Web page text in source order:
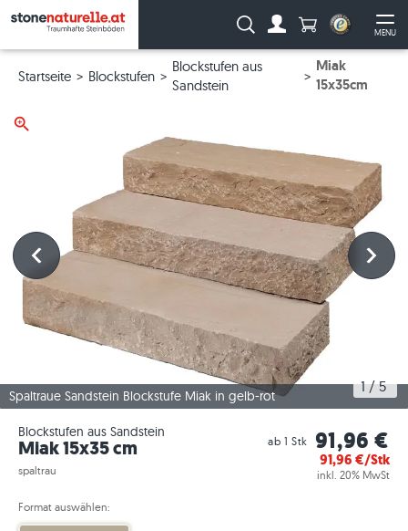
MENU
Suche: Anzahl
Startseite Blockstufen
Blockstufen aus
Sandstein
Miak
15x35cm
Spaltraue Sandstein Blockstufe Miak in gelb-rot
1 / 5
Blockstufen aus Sandstein
Miak 15x35 cm
spaltrau
ab 1 Stk 91,96 €
91,96 €/Stk
inkl. 20% MwSt
Format auswählen: